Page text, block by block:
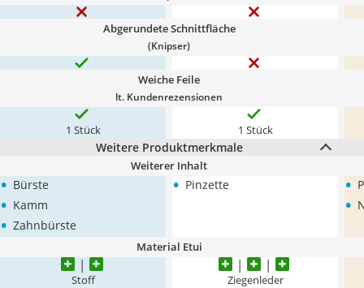
Abgerundete Schnittfläche
(Knipser)
Weiche Feile
lt. Kundenrezensionen
1 Stück 1 Stück
Weitere Produktmerkmale
Weiterer Inhalt
• Bürste
• Kamm
• Zahnbürste
• Pinzette •
•
Material Etui
Stoff Ziegenleder